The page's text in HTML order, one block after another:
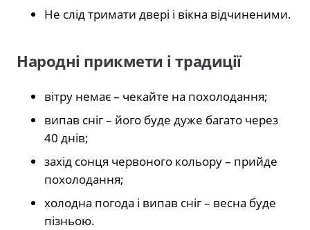
Не слід тримати двері і вікна відчиненими.
Народні прикмети і традиції
вітру немає – чекайте на похолодання;
випав сніг – його буде дуже багато через
40 днів;
захід сонця червоного кольору – прийде
похолодання;
холодна погода і випав сніг – весна буде
пізньою.